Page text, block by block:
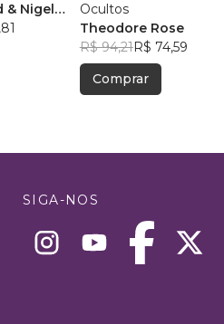
& Nigel
Ocultos
Theodore Rose
R$ 94,21R$ 74,59
Comprar
SIGA-NOS